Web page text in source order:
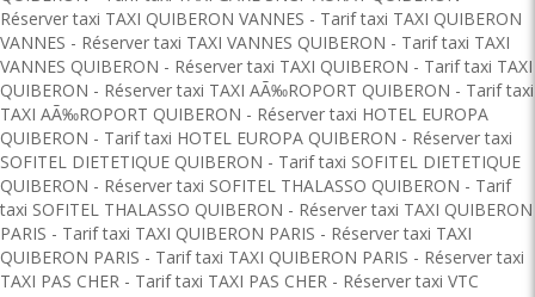
Réserver taxi TAXI QUIBERON VANNES - Tarif taxi TAXI QUIBERON
VANNES - Réserver taxi TAXI VANNES QUIBERON - Tarif taxi TAXI
VANNES QUIBERON - Réserver taxi TAXI QUIBERON - Tarif taxi TAXI
QUIBERON - Réserver taxi TAXI AÃ‰ROPORT QUIBERON - Tarif taxi
TAXI AÃ‰ROPORT QUIBERON - Réserver taxi HOTEL EUROPA
QUIBERON - Tarif taxi HOTEL EUROPA QUIBERON - Réserver taxi
SOFITEL DIETETIQUE QUIBERON - Tarif taxi SOFITEL DIETETIQUE
QUIBERON - Réserver taxi SOFITEL THALASSO QUIBERON - Tarif
taxi SOFITEL THALASSO QUIBERON - Réserver taxi TAXI QUIBERON
PARIS - Tarif taxi TAXI QUIBERON PARIS - Réserver taxi TAXI
QUIBERON PARIS - Tarif taxi TAXI QUIBERON PARIS - Réserver taxi
TAXI PAS CHER - Tarif taxi TAXI PAS CHER - Réserver taxi VTC